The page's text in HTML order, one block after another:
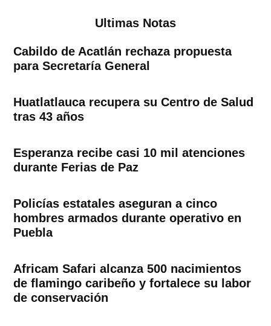
Ultimas Notas
Cabildo de Acatlán rechaza propuesta
para Secretaría General
Huatlatlauca recupera su Centro de Salud
tras 43 años
Esperanza recibe casi 10 mil atenciones
durante Ferias de Paz
Policías estatales aseguran a cinco
hombres armados durante operativo en
Puebla
Africam Safari alcanza 500 nacimientos
de flamingo caribeño y fortalece su labor
de conservación